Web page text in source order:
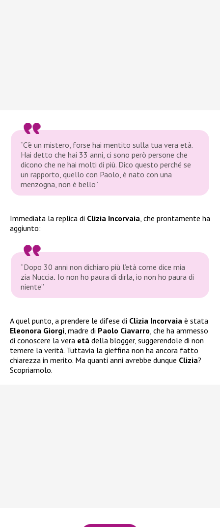
“C’è un mistero, forse hai mentito sulla tua vera età.
Hai detto che hai 33 anni, ci sono però persone che
dicono che ne hai molti di più. Dico questo perché se
un rapporto, quello con Paolo, è nato con una
menzogna, non è bello”
Immediata la replica di Clizia Incorvaia , che prontamente ha
aggiunto:
“Dopo 30 anni non dichiaro più l’età come dice mia
zia Nuccia. Io non ho paura di dirla, io non ho paura di
niente”
A quel punto, a prendere le difese di Clizia Incorvaia è stata
Eleonora Giorgi , madre di Paolo Ciavarro , che ha ammesso
di conoscere la vera età della blogger, suggerendole di non
temere la verità. Tuttavia la gieffina non ha ancora fatto
chiarezza in merito. Ma quanti anni avrebbe dunque Clizia?
Scopriamolo.